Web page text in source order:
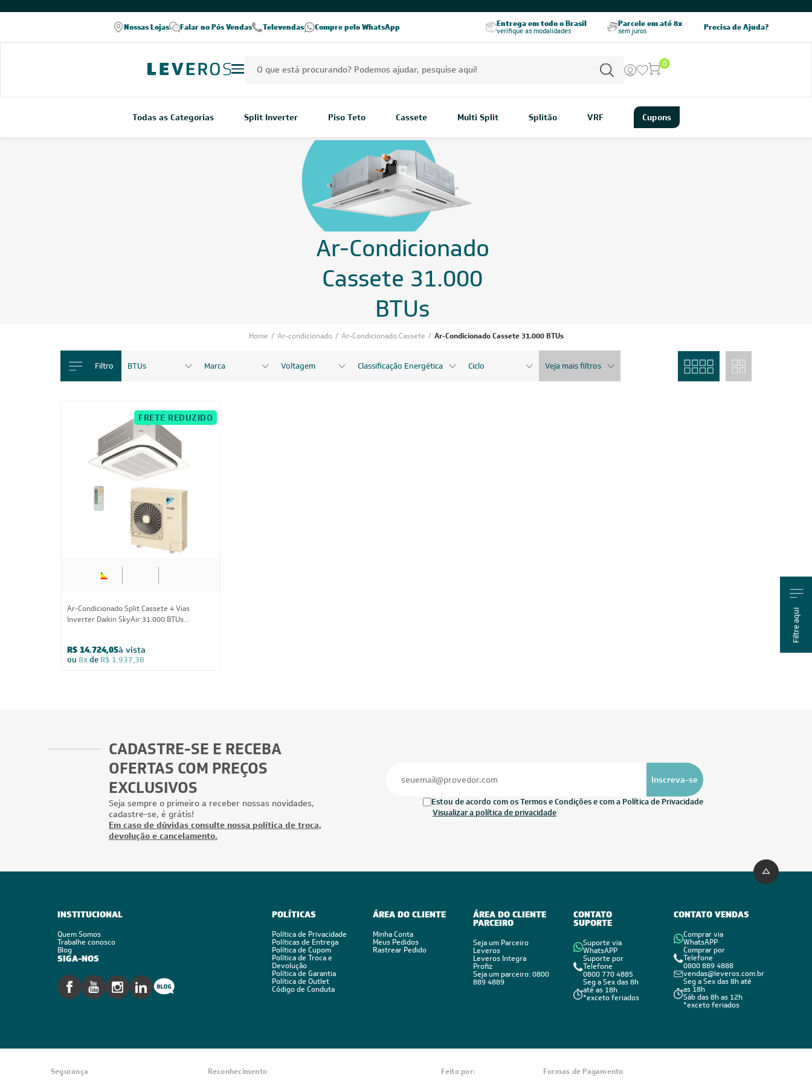
Nossas Lojas Falar no Pós Vendas Televendas Compre pelo WhatsApp Precisa de Ajuda?
Excelência no RA
Excelência no Reclame Aqui Seja parceiro Leveros Entrega em todo o Brasil
verifique as modalidades
Parcele em até 8x
sem juros
5% OFF no PIX
pagamento à vista
0
Todas as Categorias Split Inverter Piso Teto Cassete Multi Split Splitão VRF Cupons
Ar-Condicionado
Cassete 31.000
BTUs
Home / Ar-condicionado / Ar-Condicionado Cassete / Ar-Condicionado Cassete 31.000 BTUs
Filtro BTUs Marca Voltagem Classificação Energética Ciclo Veja mais filtros
FRETE REDUZIDO
Ar-Condicionado Split Cassete 4 Vias
Inverter Daikin SkyAir 31.000 BTUs
R$ 14.724,05à vista
ou 8xde R$ 1.937,38
Filtre aqui
CADASTRE-SE E RECEBA
OFERTAS COM PREÇOS
EXCLUSIVOS
Seja sempre o primeiro a receber nossas novidades,
cadastre-se, é grátis!
Em caso de dúvidas consulte nossa política de troca,
devolução e cancelamento.
Inscreva-se
Estou de acordo com os Termos e Condições e com a Política de Privacidade
Visualizar a política de privacidade
INSTITUCIONAL
Quem Somos
Trabalhe conosco
Blog
SIGA-NOS
POLÍTICAS
Política de Privacidade
Políticas de Entrega
Política de Cupom
Política de Troca e
Devolução
Política de Garantia
Política de Outlet
Código de Conduta
ÁREA DO CLIENTE
Minha Conta
Meus Pedidos
Rastrear Pedido
ÁREA DO CLIENTE
PARCEIRO
Seja um Parceiro
Leveros
Leveros Integra
Profiz
Seja um parceiro: 0800
889 4889
CONTATO
SUPORTE
Suporte via
WhatsAPP
Suporte por
Telefone
0800 770 4885
Seg a Sex das 8h
até as 18h
*exceto feriados
CONTATO VENDAS
Comprar via
WhatsAPP
Comprar por
Telefone
0800 889 4888
vendas@leveros.com.br
Seg a Sex das 8h até
as 18h
Sáb das 8h as 12h
*exceto feriados
Segurança Reconhecimento Feito por: Formas de Pagamento